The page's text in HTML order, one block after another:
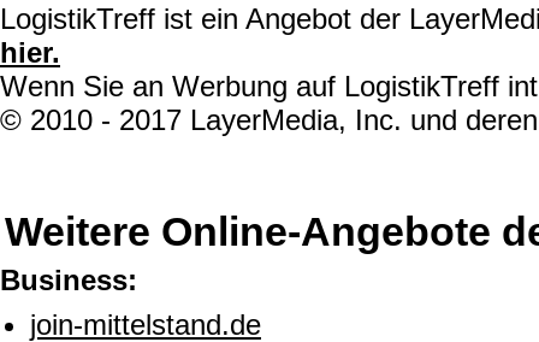
LogistikTreff ist ein Angebot der
hier.
Wenn Sie an Werbung auf LogistikTreff
© 2010 - 2017 LayerMedia, Inc. und
Weitere Online-Angebote
Business:
join-mittelstand.de